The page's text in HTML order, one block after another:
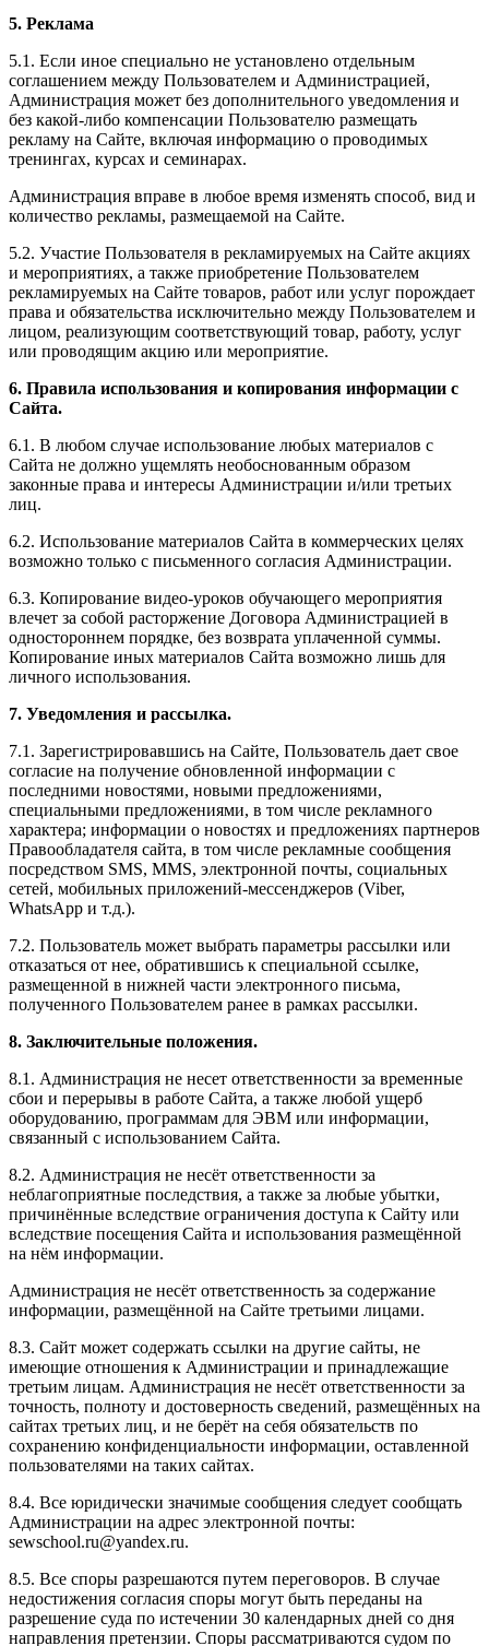
5. Реклама
5.1. Если иное специально не установлено отдельным
соглашением между Пользователем и Администрацией,
Администрация может без дополнительного уведомления и
без какой-либо компенсации Пользователю размещать
рекламу на Сайте, включая информацию о проводимых
тренингах, курсах и семинарах.
Администрация вправе в любое время изменять способ, вид и
количество рекламы, размещаемой на Сайте.
5.2. Участие Пользователя в рекламируемых на Сайте акциях
и мероприятиях, а также приобретение Пользователем
рекламируемых на Сайте товаров, работ или услуг порождает
права и обязательства исключительно между Пользователем и
лицом, реализующим соответствующий товар, работу, услуг
или проводящим акцию или мероприятие.
6. Правила использования и копирования информации с
Сайта.
6.1. В любом случае использование любых материалов с
Сайта не должно ущемлять необоснованным образом
законные права и интересы Администрации и/или третьих
лиц.
6.2. Использование материалов Сайта в коммерческих целях
возможно только с письменного согласия Администрации.
6.3. Копирование видео-уроков обучающего мероприятия
влечет за собой расторжение Договора Администрацией в
одностороннем порядке, без возврата уплаченной суммы.
Копирование иных материалов Сайта возможно лишь для
личного использования.
7. Уведомления и рассылка.
7.1. Зарегистрировавшись на Сайте, Пользователь дает свое
согласие на получение обновленной информации с
последними новостями, новыми предложениями,
специальными предложениями, в том числе рекламного
характера; информации о новостях и предложениях партнеров
Правообладателя сайта, в том числе рекламные сообщения
посредством SMS, MMS, электронной почты, социальных
сетей, мобильных приложений-мессенджеров (Viber,
WhatsApp и т.д.).
7.2. Пользователь может выбрать параметры рассылки или
отказаться от нее, обратившись к специальной ссылке,
размещенной в нижней части электронного письма,
полученного Пользователем ранее в рамках рассылки.
8. Заключительные положения.
8.1. Администрация не несет ответственности за временные
сбои и перерывы в работе Сайта, а также любой ущерб
оборудованию, программам для ЭВМ или информации,
связанный с использованием Сайта.
8.2. Администрация не несёт ответственности за
неблагоприятные последствия, а также за любые убытки,
причинённые вследствие ограничения доступа к Сайту или
вследствие посещения Сайта и использования размещённой
на нём информации.
Администрация не несёт ответственность за содержание
информации, размещённой на Сайте третьими лицами.
8.3. Сайт может содержать ссылки на другие сайты, не
имеющие отношения к Администрации и принадлежащие
третьим лицам. Администрация не несёт ответственности за
точность, полноту и достоверность сведений, размещённых на
сайтах третьих лиц, и не берёт на себя обязательств по
сохранению конфиденциальности информации, оставленной
пользователями на таких сайтах.
8.4. Все юридически значимые сообщения следует сообщать
Администрации на адрес электронной почты:
sewschool.ru@yandex.ru.
8.5. Все споры разрешаются путем переговоров. В случае
недостижения согласия споры могут быть переданы на
разрешение суда по истечении 30 календарных дней со дня
направления претензии. Споры рассматриваются судом по